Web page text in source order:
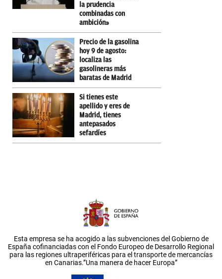
la prudencia
combinadas con
ambición»
Precio de la gasolina
hoy 9 de agosto:
localiza las
gasolineras más
baratas de Madrid
Si tienes este
apellido y eres de
Madrid, tienes
antepasados
sefardíes
Esta empresa se ha acogido a las subvenciones del Gobierno de
España cofinanciadas con el Fondo Europeo de Desarrollo Regional
para las regiones ultraperiféricas para el transporte de mercancías
en Canarias.”Una manera de hacer Europa”